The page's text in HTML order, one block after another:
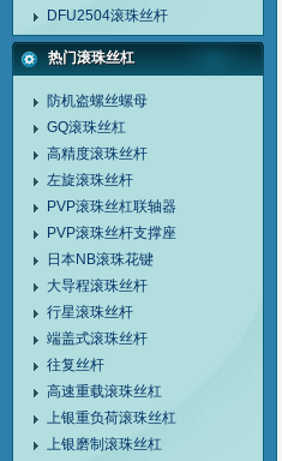
DFU2504滚珠丝杆
热门滚珠丝杠
防机盗螺丝螺母
GQ滚珠丝杠
高精度滚珠丝杆
左旋滚珠丝杆
PVP滚珠丝杠联轴器
PVP滚珠丝杆支撑座
日本NB滚珠花键
大导程滚珠丝杆
行星滚珠丝杆
端盖式滚珠丝杆
往复丝杆
高速重载滚珠丝杠
上银重负荷滚珠丝杠
上银磨制滚珠丝杠